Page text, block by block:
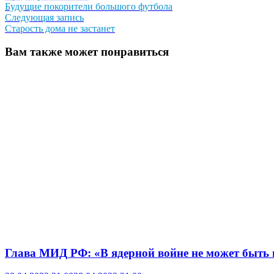
по
записям
запись:
Будущие покорители большого футбола
Следующая записьСледующая
запись:
Старость дома не застанет
Вам также может понравиться
Глава МИД РФ: «В ядерной войне не может быть